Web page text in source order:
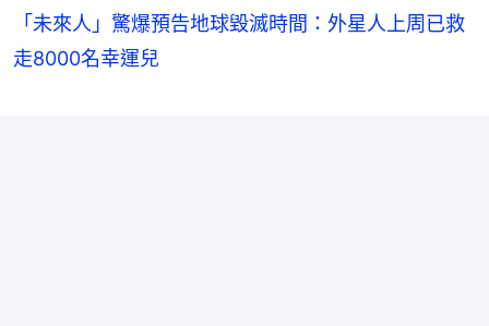
「未來人」驚爆預告地球毀滅時間：外星人上周已救
走8000名幸運兒